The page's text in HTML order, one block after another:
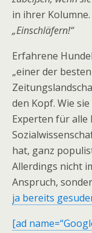
in ihrer
„Einschläfern!“
Erfahrene
„einer der
den Kopf. Wie
Experten für alle
hat, ganz
Allerdings nicht
Anspruch,
ja bereits
[ad